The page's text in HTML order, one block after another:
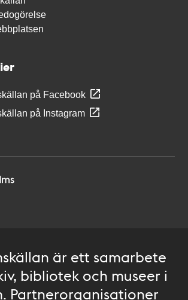
på Facebook
på Instagram
är ett samarbete
bibliotek och museer i
Partnerorganisationer